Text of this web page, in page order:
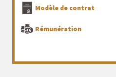
Modèle de contrat
Rémunération